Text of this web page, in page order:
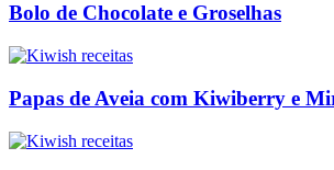
Bolo de Chocolate e Groselhas
Papas de Aveia com Kiwiberry e